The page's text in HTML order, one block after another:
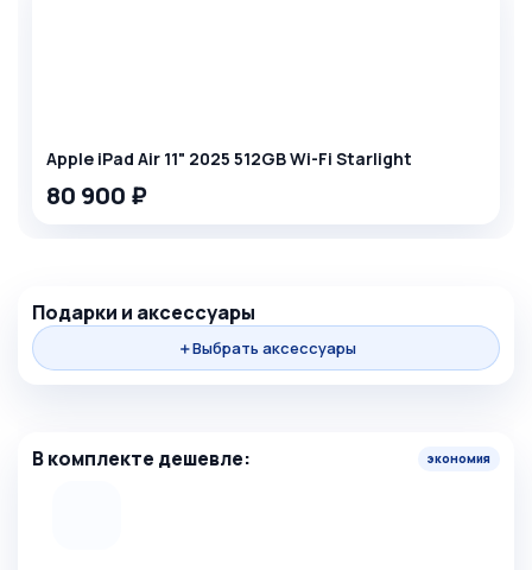
Apple iPad Air 11" 2025 512GB Wi-Fi Starlight
80 900 ₽
Подарки и аксессуары
＋Выбрать аксессуары
В комплекте дешевле: экономия